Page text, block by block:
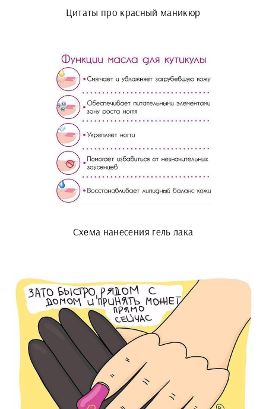
Цитаты про красный маникюр
Схема нанесения гель лака